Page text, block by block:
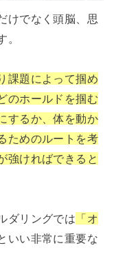
けでなく頭脳、思
。
課題によって掴め
のホールドを掴む
するか、体を動か
ためのルートを考
強ければできると
ダリングでは 「オ
いい非常に重要な